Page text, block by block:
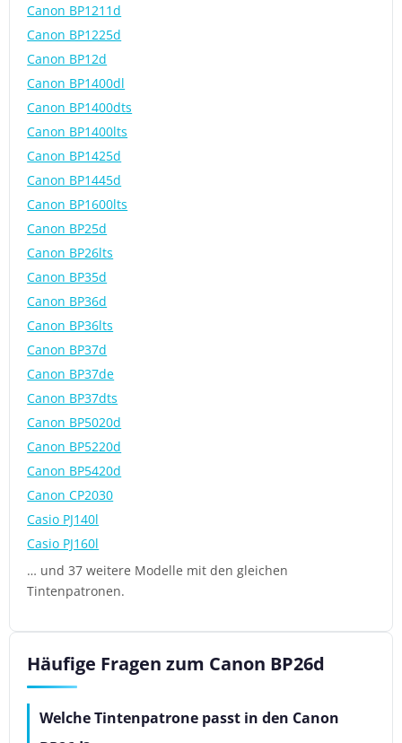
Canon BP1211d
Canon BP1225d
Canon BP12d
Canon BP1400dl
Canon BP1400dts
Canon BP1400lts
Canon BP1425d
Canon BP1445d
Canon BP1600lts
Canon BP25d
Canon BP26lts
Canon BP35d
Canon BP36d
Canon BP36lts
Canon BP37d
Canon BP37de
Canon BP37dts
Canon BP5020d
Canon BP5220d
Canon BP5420d
Canon CP2030
Casio PJ140l
Casio PJ160l
… und 37 weitere Modelle mit den gleichen
Tintenpatronen.
Häufige Fragen zum Canon BP26d
Welche Tintenpatrone passt in den Canon